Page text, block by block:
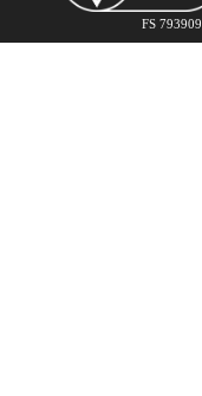
FS 793909